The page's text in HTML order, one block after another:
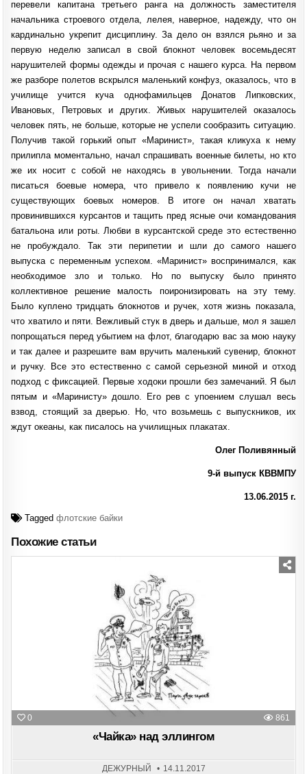
перевели капитана третьего ранга на должность заместителя
начальника строевого отдела, лелея, наверное, надежду, что он
кардинально укрепит дисциплину. За дело он взялся рьяно и за
первую неделю записал в свой блокнот человек восемьдесят
нарушителей формы одежды и прочая с нашего курса. На первом
же разборе полетов вскрылся маленький конфуз, оказалось, что в
училище учится куча однофамильцев Донатов Липковских,
Ивановых, Петровых и других. Живых нарушителей оказалось
человек пять, не больше, которые не успели сообразить ситуацию.
Получив такой горький опыт «Маринист», такая кликуха к нему
прилипла моментально, начал спрашивать военные билеты, но кто
же их носит с собой не находясь в увольнении. Тогда начали
писаться боевые номера, что привело к появлению кучи не
существующих боевых номеров. В итоге он начал хватать
провинившихся курсантов и тащить пред ясные очи командования
батальона или роты. Любви в курсантской среде это естественно
не пробуждало. Так эти перипетии и шли до самого нашего
выпуска с переменным успехом. «Маринист» воспринимался, как
необходимое зло и только. Но по выпуску было принято
коллективное решение малость поиронизировать на эту тему.
Было куплено тридцать блокнотов и ручек, хотя жизнь показала,
что хватило и пяти. Вежливый стук в дверь и дальше, мол я зашел
попрощаться перед убытием на флот, благодарю вас за мою науку
и так далее и разрешите вам вручить маленький сувенир, блокнот
и ручку. Все это естественно с самой серьезной миной и отход
подход с фиксацией. Первые ходоки прошли без замечаний. Я был
пятым и «Маринисту» дошло. Его рев с упоением слушал весь
взвод, стоящий за дверью. Но, что возьмешь с выпускников, их
ждут океаны, как писалось на училищных плакатах.
Олег Поливянный
9-й выпуск КВВМПУ
13.06.2015 г.
Taggedфлотские байки
Похожие статьи
0 861
Posted
«Чайка» над эллингом
ДЕЖУРНЫЙ 14.11.2017